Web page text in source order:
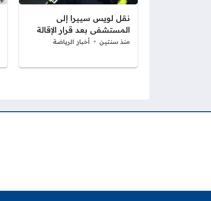
نقل لويس سييرا إلى
المستشفى بعد قرار الإقالة
منذ سنتين أخبار الرياضة